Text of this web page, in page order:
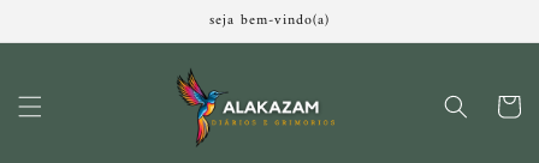
conteúdo
seja bem-vindo(a)